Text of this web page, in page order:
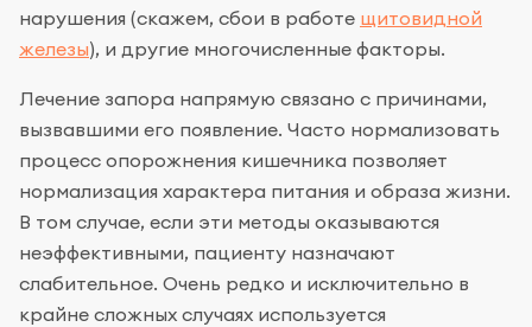
нарушения (скажем, сбои в работе щитовидной
железы), и другие многочисленные факторы.
Лечение запора напрямую связано с причинами,
вызвавшими его появление. Часто нормализовать
процесс опорожнения кишечника позволяет
нормализация характера питания и образа жизни.
В том случае, если эти методы оказываются
неэффективными, пациенту назначают
слабительное. Очень редко и исключительно в
крайне сложных случаях используется